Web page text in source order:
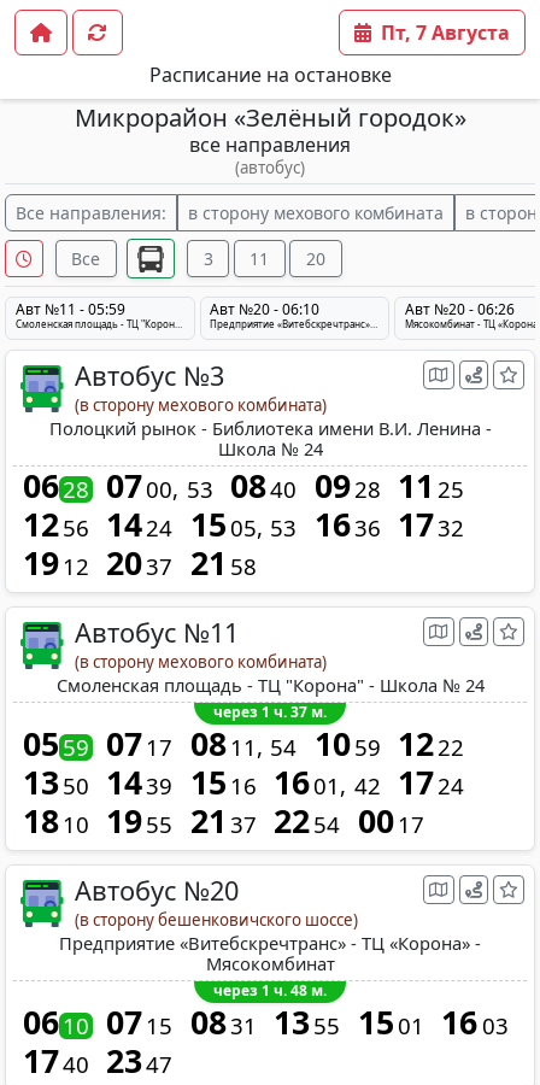
Расписание на остановке
Пт, 7 Августа
Микрорайон «Зелёный городок»
все направления
(автобус)
Все направления: в сторону мехового комбината в
Все 3 11 20
Авт №11 - 05:59
Смоленская площадь - ТЦ "Корона" - Школа № 24
Авт №20 - 06:10 Авт №20 - 06:26
Автобус №3
(в сторону мехового комбината)
Полоцкий рынок - Библиотека имени В.И. Ленина -
Школа № 24
0628 0700 53 0840 0928 11 25
1256 1424 15 05 53 1636 1732
19 12 2037 21 58
Автобус №11
(в сторону мехового комбината)
Смоленская площадь - ТЦ "Корона" - Школа № 24
через 1 ч. 37 м.
0559 07 17 08 11 54 1059 1222
1350 1439 15 16 1601 42 1724
18 10 1955 21 37 2254 00 17
Автобус №20
(в сторону бешенковичского шоссе)
Предприятие «Витебскречтранс» - ТЦ «Корона» -
Мясокомбинат
через 1 ч. 48 м.
0610 07 15 0831 1355 15 01 16 03
1740 2347